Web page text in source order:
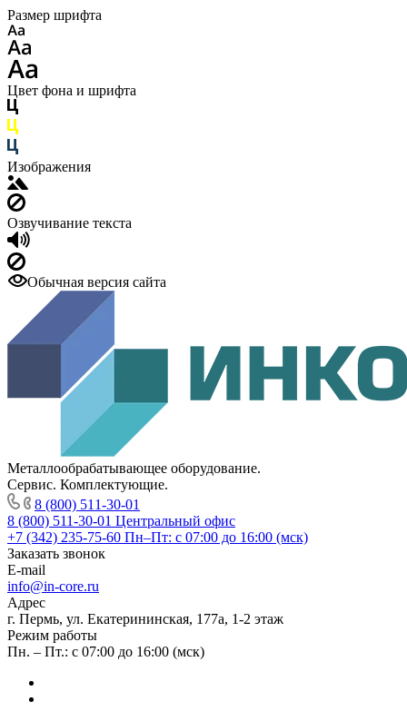
Размер шрифта
Цвет фона и шрифта
Изображения
Озвучивание текста
Обычная версия сайта
Металлообрабатывающее оборудование.
Сервис. Комплектующие.
8 (800) 511-30-01
8 (800) 511-30-01 Центральный офис
+7 (342) 235-75-60 Пн–Пт: с 07:00 до 16:00 (мск)
Заказать звонок
E-mail
info@in-core.ru
Адрес
г. Пермь, ул. ​Екатерининская, 177а, ​1-2 этаж
Режим работы
Пн. – Пт.: с 07:00 до 16:00 (мск)